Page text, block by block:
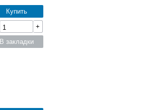
Купить
+
В закладки